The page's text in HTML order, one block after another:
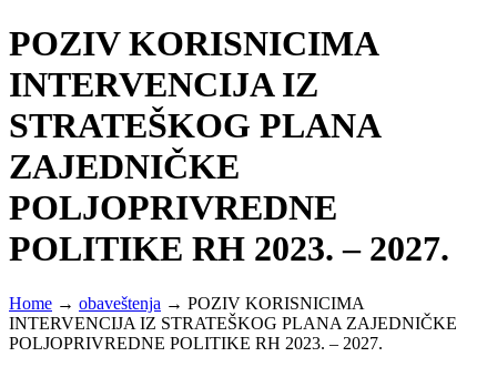
POZIV KORISNICIMA
INTERVENCIJA IZ
STRATEŠKOG PLANA
ZAJEDNIČKE
POLJOPRIVREDNE
POLITIKE RH 2023. – 2027.
Home → obaveštenja → POZIV KORISNICIMA
INTERVENCIJA IZ STRATEŠKOG PLANA ZAJEDNIČKE
POLJOPRIVREDNE POLITIKE RH 2023. – 2027.